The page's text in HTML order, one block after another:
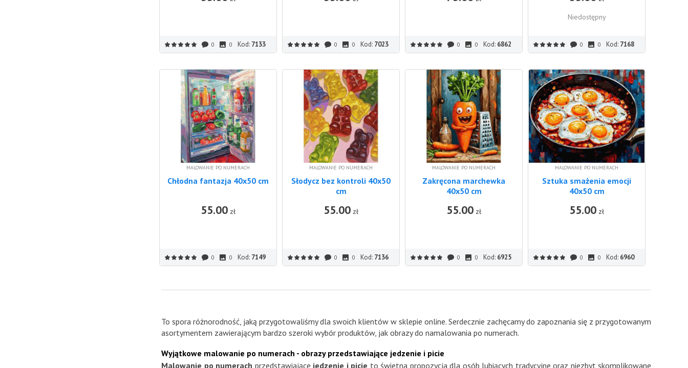
0 0 Kod: 7133 0 0 Kod: 7023 0 0 Kod: 6862
Niedostępny
0 0 Kod: 7168
MALOWANIE PO NUMERACH
Chłodna fantazja 40x50 cm
55.00 zł DO KOSZYKA
0 0 Kod: 7149
MALOWANIE PO NUMERACH
Słodycz bez kontroli 40x50
cm
55.00 zł DO KOSZYKA
0 0 Kod: 7136
MALOWANIE PO NUMERACH
Zakręcona marchewka
40x50 cm
55.00 zł DO KOSZYKA
0 0 Kod: 6925
MALOWANIE PO NUMERACH
Sztuka smażenia emocji
40x50 cm
55.00 zł
0 0 Kod: 6960
To spora różnorodność, jaką przygotowaliśmy dla swoich klientów w sklepie online. Serdecznie zachęcamy do zapoznania się z przygotowanym
asortymentem zawierającym bardzo szeroki wybór produktów, jak obrazy do namalowania po numerach.
Wyjątkowe malowanie po numerach - obrazy przedstawiające jedzenie i picie
Malowanie po numerach przedstawiające jedzenie i picie to świetna propozycja dla osób lubiących tradycyjne oraz niezbyt skomplikowane